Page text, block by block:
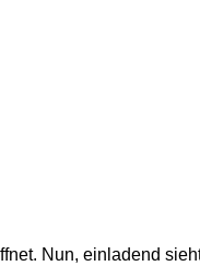
Nun, einladend